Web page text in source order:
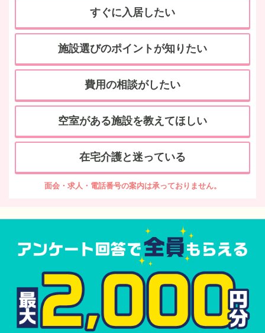
すぐに入居したい
施設選びのポイントが知りたい
費用の相談がしたい
空室がある施設を教えてほしい
在宅介護と迷っている
面会・求人・電話番号の案内は承っておりません。